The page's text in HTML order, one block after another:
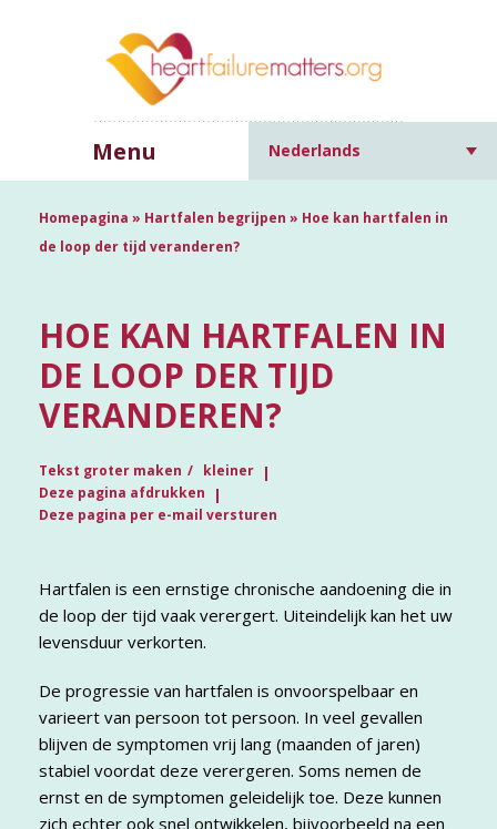
Menu Nederlands
Homepagina » Hartfalen begrijpen » Hoe kan hartfalen in
de loop der tijd veranderen?
HOE KAN HARTFALEN IN
DE LOOP DER TIJD
VERANDEREN?
Tekst groter maken
kleiner
Deze pagina afdrukken
Deze pagina per e-mail versturen
Hartfalen is een ernstige chronische aandoening die in
de loop der tijd vaak verergert. Uiteindelijk kan het uw
levensduur verkorten.
De progressie van hartfalen is onvoorspelbaar en
varieert van persoon tot persoon. In veel gevallen
blijven de symptomen vrij lang (maanden of jaren)
stabiel voordat deze verergeren. Soms nemen de
ernst en de symptomen geleidelijk toe. Deze kunnen
zich echter ook snel ontwikkelen, bijvoorbeeld na een